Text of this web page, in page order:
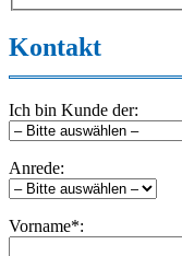
Kontakt
Ich bin Kunde der:
Anrede:
Vorname*: